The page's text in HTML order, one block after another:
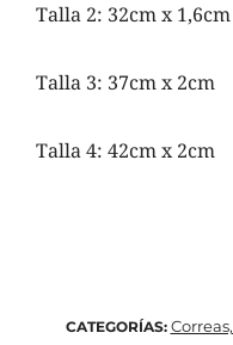
Talla 2: 32cm x 1,6cm
Talla 3: 37cm x 2cm
Talla 4: 42cm x 2cm
CATEGORÍAS: